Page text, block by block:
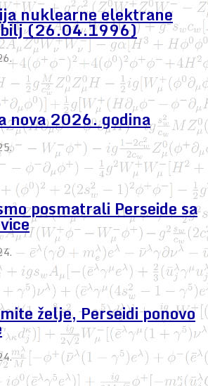
nuklearne elektrane
(26.04.1996)
nova 2026. godina
posmatrali Perseide sa
želje, Perseidi ponovo